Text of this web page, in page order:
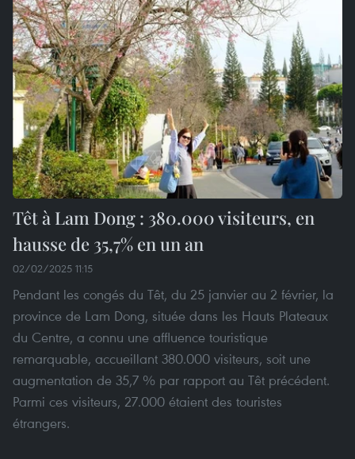
Têt à Lam Dong : 380.000 visiteurs, en
hausse de 35,7% en un an
02/02/2025 11:15
Pendant les congés du Têt, du 25 janvier au 2 février, la
province de Lam Dong, située dans les Hauts Plateaux
du Centre, a connu une affluence touristique
remarquable, accueillant 380.000 visiteurs, soit une
augmentation de 35,7 % par rapport au Têt précédent.
Parmi ces visiteurs, 27.000 étaient des touristes
étrangers.